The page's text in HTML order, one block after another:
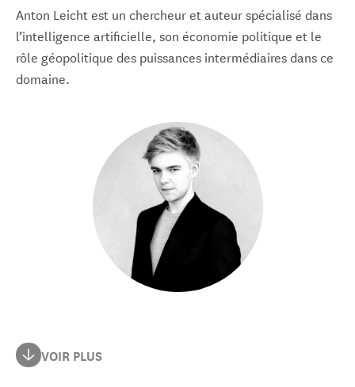
Anton Leicht est un chercheur et auteur spécialisé dans
l’intelligence artificielle, son économie politique et le
rôle géopolitique des puissances intermédiaires dans ce
domaine.
Anton Leicht est un chercheur et auteur spécialisé dans
l’intelligence artificielle, son économie politique et le
VOIR PLUS